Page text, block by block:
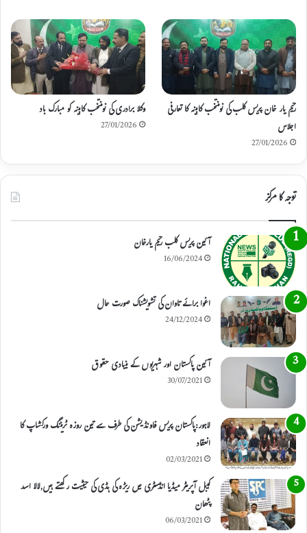
رحیم یار خان پریس کلب کی نومنتخب کابینہ کا تعارفی
اجلاس
27/01/2026
وکلا برادری کی نومنتخب کابینہ کو مبارک باد
27/01/2026
توجہ کا مرکز
آئین پریس کلب رحیم یارخان
16/06/2024
اغوا برائے تاوان کی تشویشناک صورت حال
24/12/2024
آئین پاکستان اور شہریوں کے بنیادی حقوق
30/07/2021
لاہور:پاکستان پریس فاونڈیشن کی طرف سے تین روزہ ٹریننگ ورکشاپ کا
انعقاد
02/03/2021
کیبل آپریٹر میڈیا انڈسٹری میں ریڑہ کی ہڈی کی حیثیت رکھتے ہیں,لالا اسد
پٹھان
06/03/2021